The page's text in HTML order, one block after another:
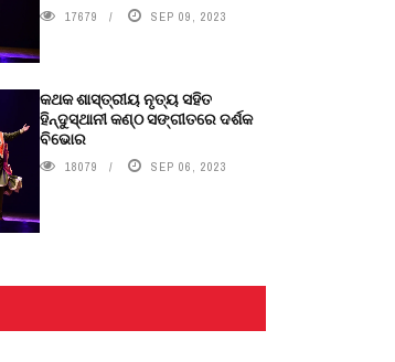
17679 SEP 09, 2023
କଥକ ଶାସ୍ତ୍ରୀୟ ନୃତ୍ୟ ସହିତ
ହିନ୍ଦୁସ୍ଥାନୀ କଣ୍ଠ ସଙ୍ଗୀତରେ ଦର୍ଶକ
ବିଭୋର
18079 SEP 06, 2023